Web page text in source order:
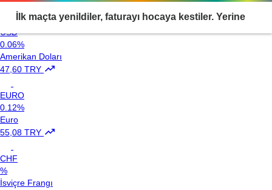
USD
0.06%
Amerikan Doları
47,60 TRY
EURO
0.12%
Euro
55,08 TRY
CHF
%
İsviçre Frangı
İlk maçta yenildiler, faturayı hocaya kestiler. Yerine
gelen isim belli oldu